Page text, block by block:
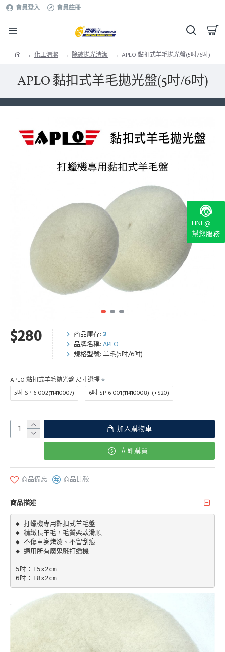
會員登入 會員註冊
化工清潔 除鏽拋光清潔 APLO 黏扣式羊毛拋光盤(5吋/6吋)
APLO 黏扣式羊毛拋光盤(5吋/6吋)
$280 商品庫存: 2
品牌名稱: APLO
規格型號: 羊毛(5吋/6吋)
APLO 黏扣式羊毛拋光盤 尺寸選擇
5吋 SP-6-002(11410007)
6吋 SP-6-001(11410008) (+$20)
加入購物車
立即購買
商品備忘 商品比較
商品描述
◆ 打蠟機專用黏扣式羊毛盤
◆ 精緻長羊毛，毛質柔軟滑順
◆ 不傷車身烤漆、不留刮痕
◆ 適用所有魔鬼氈打蠟機
5吋：15x2cm
6吋：18x2cm
LINE@
幫您服務